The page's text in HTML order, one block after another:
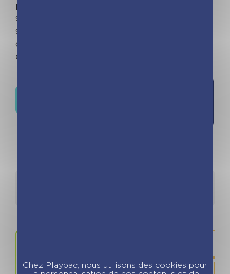
pour retrouver tout l'univers de Poudlard, un
stylo à encre invisible et un cadenas doré avec
sa clé pour bien enfermer tes secrets. Le
cadeau idéal pour tous les fans et les sorciers
en herbe !
Chez Playbac, nous utilisons des cookies pour